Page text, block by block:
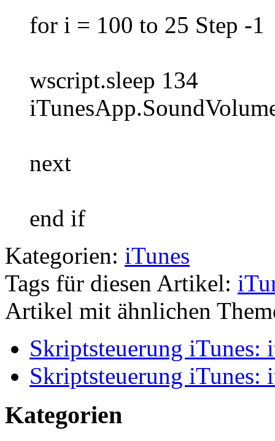
for i = 100 to 25 Step -1
wscript.sleep 134
next
end if
Kategorien: iTunes
Tags für diesen Artikel:
Artikel mit ähnlichen
Skriptsteuerung iTunes:
Skriptsteuerung iTunes:
Kategorien